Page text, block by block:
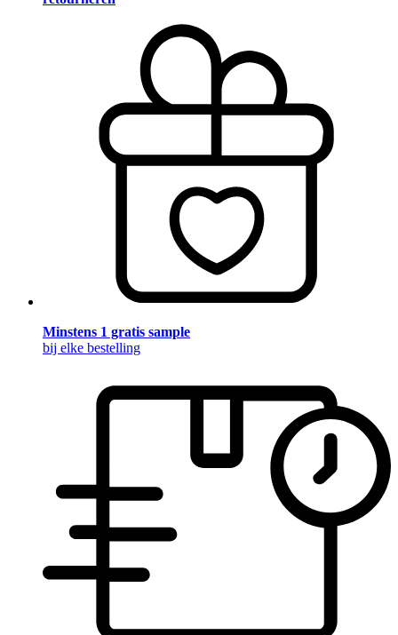
Minstens 1 gratis sample
bij elke bestelling